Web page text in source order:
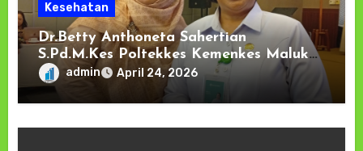
Kesehatan
Dr.Betty Anthoneta Sahertian
S.Pd.M.Kes Poltekkes Kemenkes Maluku;
Penutupan _Participatory Workshop_
Studi UNDERVAC-ID FKUI
admin April 24, 2026